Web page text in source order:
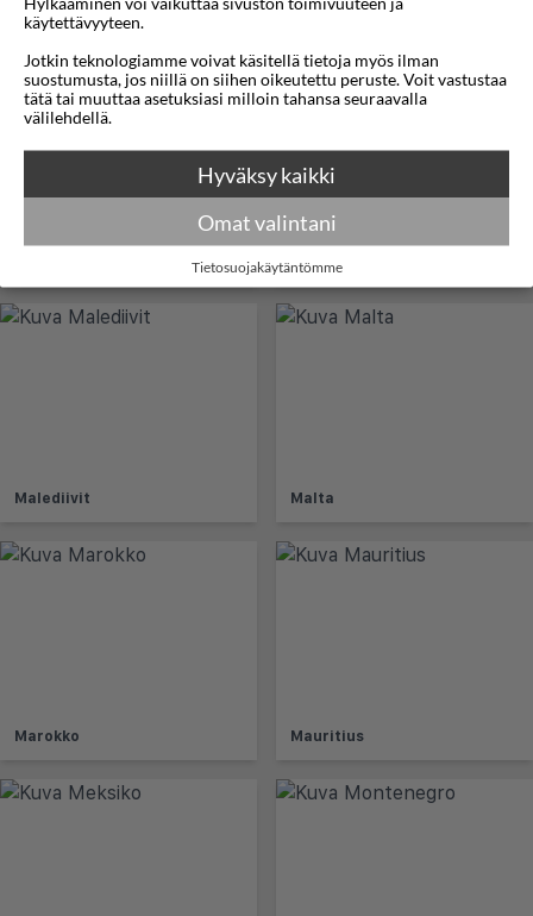
Kypros
Malesia
Malediivit Malta
Marokko Mauritius
käytettävyyteen.
Jotkin teknologiamme voivat käsitellä tietoja myös ilman
suostumusta, jos niillä on siihen oikeutettu peruste. Voit vastustaa
tätä tai muuttaa asetuksiasi milloin tahansa seuraavalla
välilehdellä.
Hyväksy kaikki
Omat valintani
Tietosuojakäytäntömme